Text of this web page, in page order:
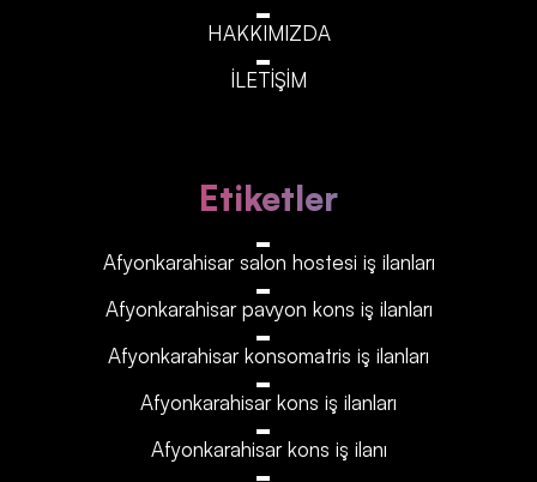
HAKKIMIZDA
İLETİŞİM
Etiketler
Afyonkarahisar‎‎‎‎ salon hostesi iş ilanları
Afyonkarahisar‎‎‎‎ pavyon kons iş ilanları
Afyonkarahisar‎‎‎‎ konsomatris iş ilanları
Afyonkarahisar‎‎‎‎ kons iş ilanları
Afyonkarahisar‎‎‎‎ kons iş ilanı